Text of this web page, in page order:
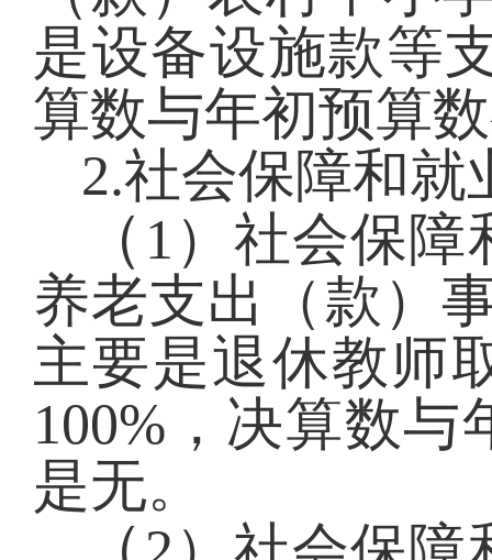
是设备设施款等
算数与年初预算
2.社会保障和就
（ 1）社会保障
养老支出（款）
主要是退休教师
100%，决算数
是无。